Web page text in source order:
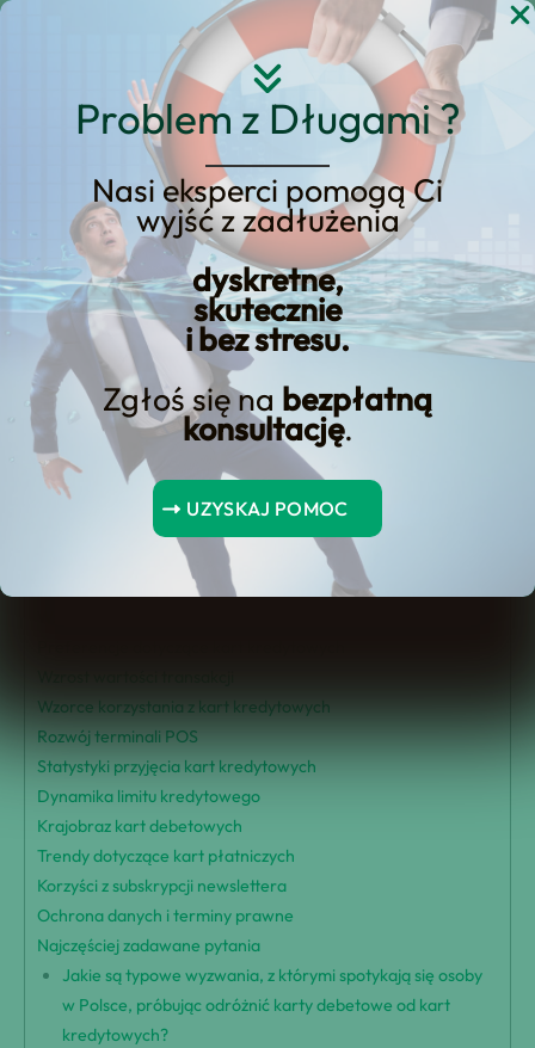
Problem z Długami ?
Nasi eksperci pomogą Ci
wyjść z zadłużenia
dyskretne,
skutecznie
i bez stresu.
Zgłoś się na bezpłatną
konsultację.
UZYSKAJ POMOC
Przejdź
Platności bezgotówkowe
rosną w Polsce
Spis Treści
Wnioski kluczowe
Bezpieczeństwo płatności bezgotówkowych
Trendy korzystania z kart kredytowych
Wzorce korzystania z kart kredytowych
Rozwój terminali POS
Statystyki przyjęcia kart kredytowych
Dynamika limitu kredytowego
Krajobraz kart debetowych
Trendy dotyczące kart płatniczych
Korzyści z subskrypcji newslettera
Ochrona danych i terminy prawne
Najczęściej zadawane pytania
Jakie są typowe wyzwania, z którymi spotykają się osoby
w Polsce, próbując odróżnić karty debetowe od kart
kredytowych?